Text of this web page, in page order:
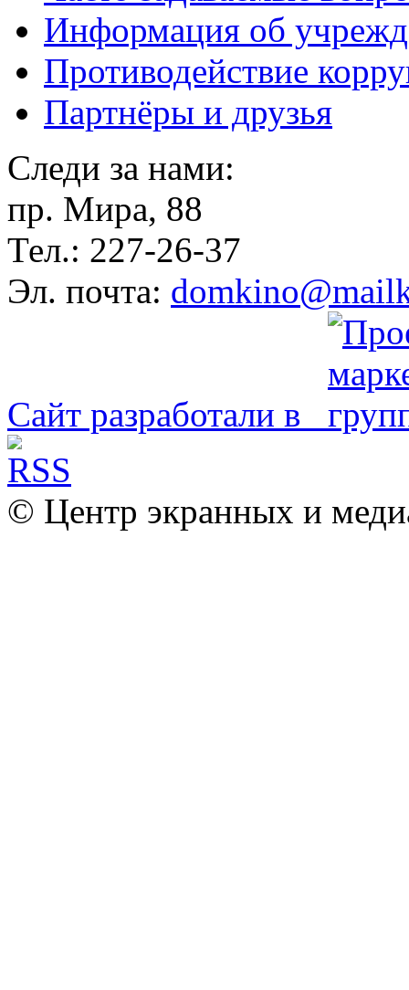
Информация об
Противодействие
Партнёры и друзья
Следи за нами:
пр. Мира, 88
Тел.: 227-26-37
Эл. почта:
Сайт разработали в
© Центр экранных и